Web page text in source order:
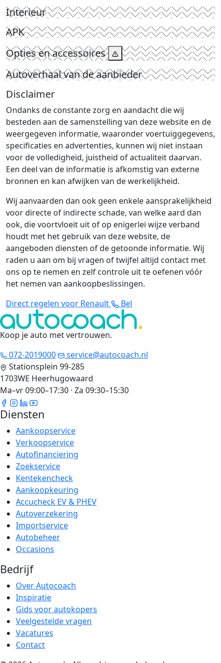
Interieur
APK
Opties en accessoires
Autoverhaal van de aanbieder
Disclaimer
Ondanks de constante zorg en aandacht die wij
besteden aan de samenstelling van deze website en de
weergegeven informatie, waaronder voertuiggegevens,
specificaties en advertenties, kunnen wij niet instaan
voor de volledigheid, juistheid of actualiteit daarvan.
Een deel van de informatie is afkomstig van externe
bronnen en kan afwijken van de werkelijkheid.
Wij aanvaarden dan ook geen enkele aansprakelijkheid
voor directe of indirecte schade, van welke aard dan
ook, die voortvloeit uit of op enigerlei wijze verband
houdt met het gebruik van deze website, de
aangeboden diensten of de getoonde informatie. Wij
raden u aan om bij vragen of twijfel altijd contact met
ons op te nemen en zelf controle uit te oefenen vóór
het nemen van aankoopbeslissingen.
Direct regelen voor Renault
Bel
Koop je auto met vertrouwen.
072-2019000
service@autocoach.nl
Stationsplein 99-285
1703WE Heerhugowaard
Ma–vr 09:00–17:30 · Za 09:30–15:30
Diensten
Aankoopservice
Verkoopservice
Autofinanciering
Zoekservice
Kentekencheck
Aankoopkeuring
Accucheck EV & PHEV
Autoverzekering
Importservice
Autobeheer
Occasions
Bedrijf
Over Autocoach
Inspiratie
Gids voor autokopers
Veelgestelde vragen
Vacatures
Contact